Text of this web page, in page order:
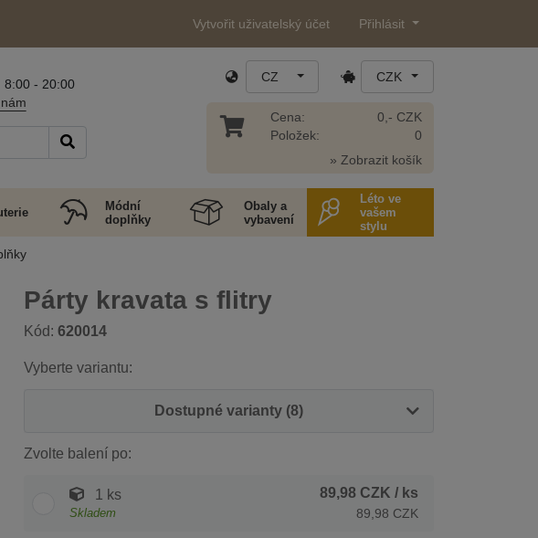
Vytvořit uživatelský účet Přihlásit
8:00 - 20:00
CZ CZK
Cena:
Položek:
0,- CZK
0
» Zobrazit košík
Módní
doplňky
Obaly a
vybavení
Léto ve
vašem
stylu
Párty kravata s flitry
Kód: 620014
Vyberte variantu:
Dostupné varianty (8)
Zvolte balení po:
1 ks
Skladem
89,98 CZK / ks
89,98 CZK